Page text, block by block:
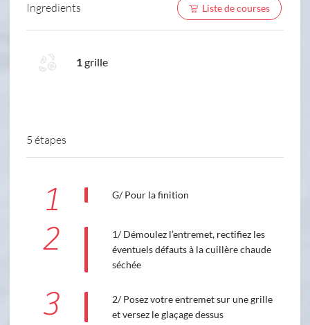
Ingredients Liste de courses
1grille
5 étapes
1 G/ Pour la finition
2
1/ Démoulez l’entremet, rectifiez les
éventuels défauts à la cuillère chaude
séchée
3
2/ Posez votre entremet sur une grille
et versez le glaçage dessus